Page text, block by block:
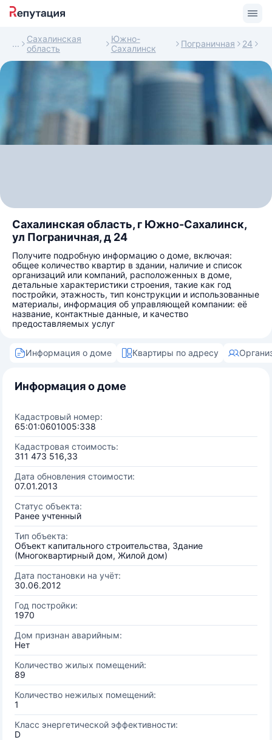
Сахалинская
область
Южно-
Сахалинск
Пограничная 24
Сахалинская область, г Южно-Сахалинск,
ул Пограничная, д 24
Получите подробную информацию о доме, включая:
общее количество квартир в здании, наличие и список
организаций или компаний, расположенных в доме,
детальные характеристики строения, такие как год
постройки, этажность, тип конструкции и использованные
материалы, информация об управляющей компании: её
название, контактные данные, и качество
предоставляемых услуг
Информация о доме Квартиры по адресу
Информация о доме
Кадастровый номер:
65:01:0601005:338
Кадастровая стоимость:
311 473 516,33
Дата обновления стоимости:
07.01.2013
Статус объекта:
Ранее учтенный
Тип объекта:
Объект капитального строительства, Здание
(Многоквартирный дом, Жилой дом)
Дата постановки на учёт:
30.06.2012
Год постройки:
1970
Дом признан аварийным:
Нет
Количество жилых помещений:
89
Количество нежилых помещений:
1
Класс энергетической эффективности:
D